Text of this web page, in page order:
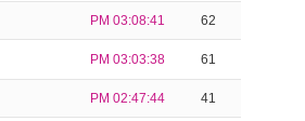
PM 03:08:41 62
PM 03:03:38 61
PM 02:47:44 41